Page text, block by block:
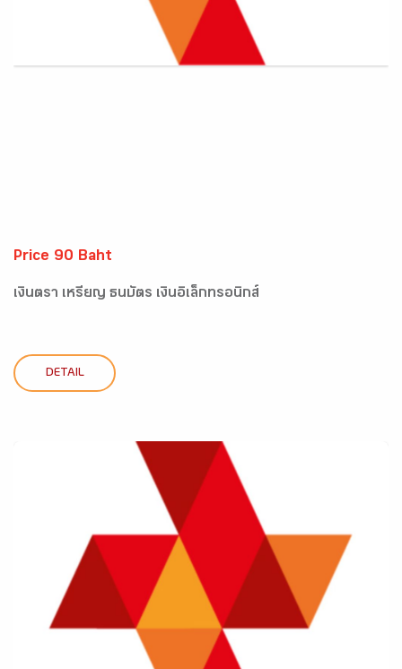
Price 90 Baht
เงินตรา เหรียญ ธนบัตร เงินอิเล็กทรอนิกส์
DETAIL